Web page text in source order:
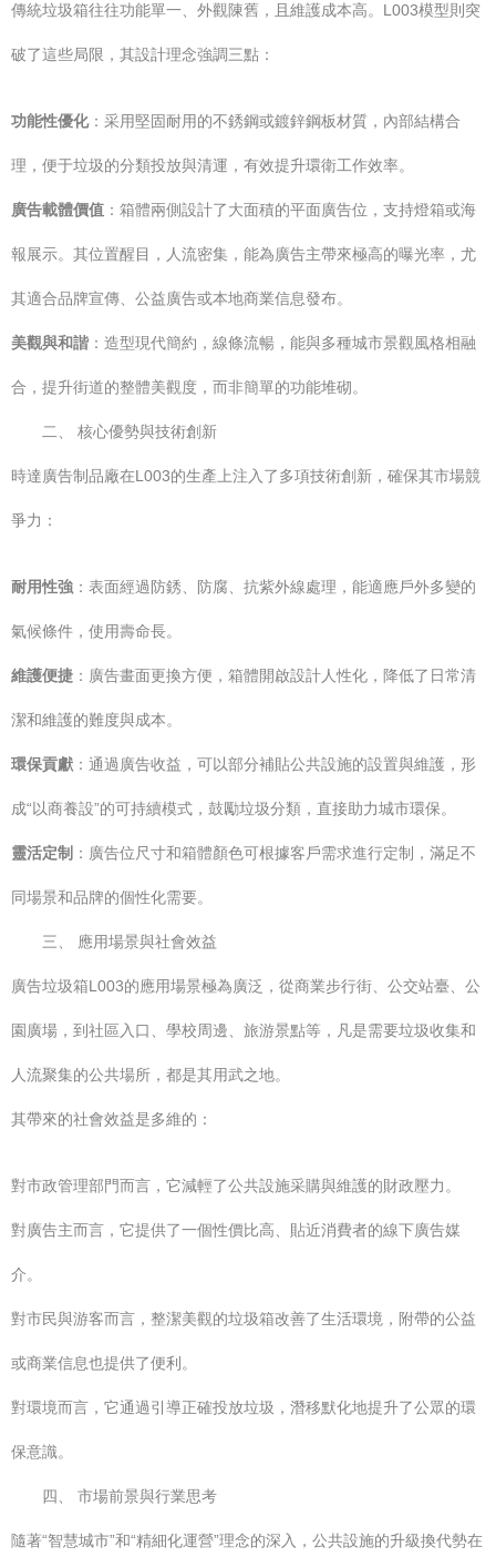
傳統垃圾箱往往功能單一、外觀陳舊，且維護成本高。L003模型則突
破了這些局限，其設計理念強調三點：
功能性優化：采用堅固耐用的不銹鋼或鍍鋅鋼板材質，內部結構合
理，便于垃圾的分類投放與清運，有效提升環衛工作效率。
廣告載體價值 ：箱體兩側設計了大面積的平面廣告位，支持燈箱或海
報展示。其位置醒目，人流密集，能為廣告主帶來極高的曝光率，尤
其適合品牌宣傳、公益廣告或本地商業信息發布。
美觀與和諧 ：造型現代簡約，線條流暢，能與多種城市景觀風格相融
合，提升街道的整體美觀度，而非簡單的功能堆砌。
二、 核心優勢與技術創新
時達廣告制品廠在L003的生產上注入了多項技術創新，確保其市場競
爭力：
耐用性強 ：表面經過防銹、防腐、抗紫外線處理，能適應戶外多變的
氣候條件，使用壽命長。
維護便捷 ：廣告畫面更換方便，箱體開啟設計人性化，降低了日常清
潔和維護的難度與成本。
環保貢獻 ：通過廣告收益，可以部分補貼公共設施的設置與維護，形
成“以商養設”的可持續模式，鼓勵垃圾分類，直接助力城市環保。
靈活定制 ：廣告位尺寸和箱體顏色可根據客戶需求進行定制，滿足不
同場景和品牌的個性化需要。
三、 應用場景與社會效益
廣告垃圾箱L003的應用場景極為廣泛，從商業步行街、公交站臺、公
園廣場，到社區入口、學校周邊、旅游景點等，凡是需要垃圾收集和
人流聚集的公共場所，都是其用武之地。
其帶來的社會效益是多維的：
對市政管理部門而言，它減輕了公共設施采購與維護的財政壓力。
對廣告主而言，它提供了一個性價比高、貼近消費者的線下廣告媒
介。
對市民與游客而言，整潔美觀的垃圾箱改善了生活環境，附帶的公益
或商業信息也提供了便利。
對環境而言，它通過引導正確投放垃圾，潛移默化地提升了公眾的環
保意識。
四、 市場前景與行業思考
隨著“智慧城市”和“精細化運營”理念的深入，公共設施的升級換代勢在